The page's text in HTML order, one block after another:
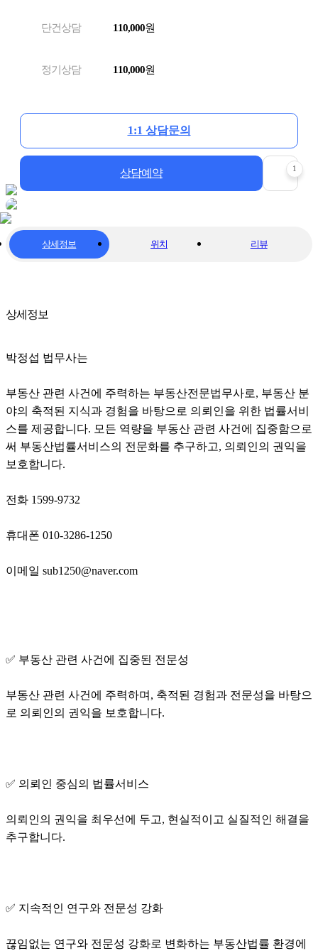
상세정보 위치 리뷰
상세정보
박정섭 법무사는
부동산 관련 사건에 주력하는 부동산전문법무사로, 부동산 분
야의 축적된 지식과 경험을 바탕으로 의뢰인을 위한 법률서비
스를 제공합니다. 모든 역량을 부동산 관련 사건에 집중함으로
써 부동산법률서비스의 전문화를 추구하고, 의뢰인의 권익을
보호합니다.
전화 1599-9732
휴대폰 010-3286-1250
이메일 sub1250@naver.com
✅ 부동산 관련 사건에 집중된 전문성
부동산 관련 사건에 주력하며, 축적된 경험과 전문성을 바탕으
로 의뢰인의 권익을 보호합니다.
✅ 의뢰인 중심의 법률서비스
의뢰인의 권익을 최우선에 두고, 현실적이고 실질적인 해결을
추구합니다.
✅ 지속적인 연구와 전문성 강화
끊임없는 연구와 전문성 강화로 변화하는 부동산법률 환경에
단건상담 110,000원
정기상담 110,000원
1:1 상담문의
상담예약 1